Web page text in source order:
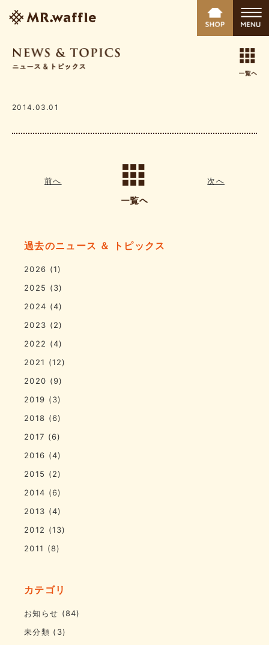
2014.03.01
前へ 次へ
過去のニュース ＆ トピックス
2026 (1)
2025 (3)
2024 (4)
2023 (2)
2022 (4)
2021 (12)
2020 (9)
2019 (3)
2018 (6)
2017 (6)
2016 (4)
2015 (2)
2014 (6)
2013 (4)
2012 (13)
2011 (8)
カテゴリ
お知らせ (84)
未分類 (3)